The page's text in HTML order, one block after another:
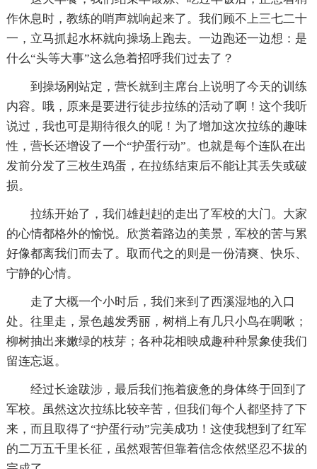
作休息时，教练的哨声就响起来了。我们顾不上三七二十
一，立马抓起水杯就向操场上跑去。一边跑还一边想：是
什么“头等大事”这么急着招呼我们过去了？
到操场刚站定，营长就到主席台上说明了今天的训练
内容。哦，原来是要进行徒步拉练的活动了啊！这个我听
说过，我也可是期待很久的呢！为了增加这次拉练的趣味
性，营长还增设了一个“护蛋行动”。也就是每个连队在出
发前分发了三枚生鸡蛋，在拉练结束后不能让其丢失或破
损。
拉练开始了，我们雄赳赳的走出了军校的大门。大家
的心情都格外的愉悦。欣赏着路边的美景，军校的苦与累
好像都离我们而去了。取而代之的则是一份清爽、快乐、
宁静的心情。
走了大概一个小时后，我们来到了西溪湿地的入口
处。往里走，景色越发秀丽，树梢上有几只小鸟在啁啾；
柳树抽出来嫩绿的枝芽；各种花相映成趣种种景象使我们
留连忘返。
经过长途跋涉，最后我们拖着疲惫的身体终于回到了
军校。虽然这次拉练比较辛苦，但我们每个人都坚持了下
来，而且取得了“护蛋行动”完美成功！这使我想到了红军
的二万五千里长征，虽然艰苦但靠着信念依然坚忍不拔的